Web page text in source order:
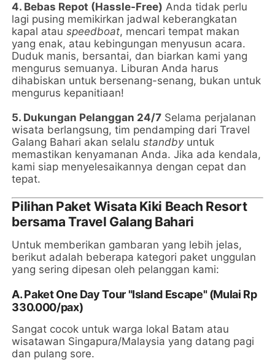
4. Bebas Repot (Hassle-Free) Anda tidak perlu
lagi pusing memikirkan jadwal keberangkatan
kapal atauspeedboat, mencari tempat makan
yang enak, atau kebingungan menyusun acara.
Duduk manis, bersantai, dan biarkan kami yang
mengurus semuanya. Liburan Anda harus
dihabiskan untuk bersenang-senang, bukan untuk
mengurus kepanitiaan!
5. Dukungan Pelanggan 24/7 Selama perjalanan
wisata berlangsung, tim pendamping dari Travel
Galang Bahari akan selalustandbyuntuk
memastikan kenyamanan Anda. Jika ada kendala,
kami siap menyelesaikannya dengan cepat dan
tepat.
Pilihan Paket Wisata Kiki Beach Resort
bersama Travel Galang Bahari
Untuk memberikan gambaran yang lebih jelas,
berikut adalah beberapa kategori paket unggulan
yang sering dipesan oleh pelanggan kami:
A. Paket One Day Tour "Island Escape" (Mulai Rp
330.000/pax)
Sangat cocok untuk warga lokal Batam atau
wisatawan Singapura/Malaysia yang datang pagi
dan pulang sore.